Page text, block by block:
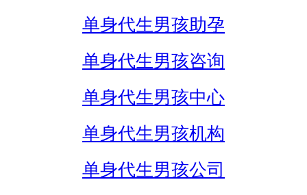
单身代生男孩助孕
单身代生男孩咨询
单身代生男孩中心
单身代生男孩机构
单身代生男孩公司